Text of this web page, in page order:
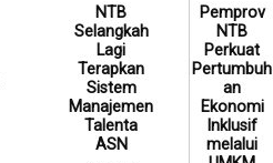
NTB
Selangkah
Lagi
Terapkan
Sistem
Manajemen
Talenta
ASN
Pemprov
NTB
Perkuat
Pertumbuh
an
Ekonomi
Inklusif
melalui